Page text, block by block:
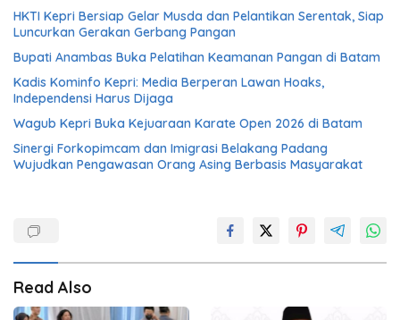
HKTI Kepri Bersiap Gelar Musda dan Pelantikan Serentak, Siap
Luncurkan Gerakan Gerbang Pangan
Bupati Anambas Buka Pelatihan Keamanan Pangan di Batam
Kadis Kominfo Kepri: Media Berperan Lawan Hoaks,
Independensi Harus Dijaga
Wagub Kepri Buka Kejuaraan Karate Open 2026 di Batam
Sinergi Forkopimcam dan Imigrasi Belakang Padang
Wujudkan Pengawasan Orang Asing Berbasis Masyarakat
Read Also